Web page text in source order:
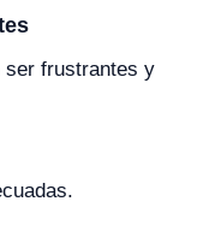
ser frustrantes y